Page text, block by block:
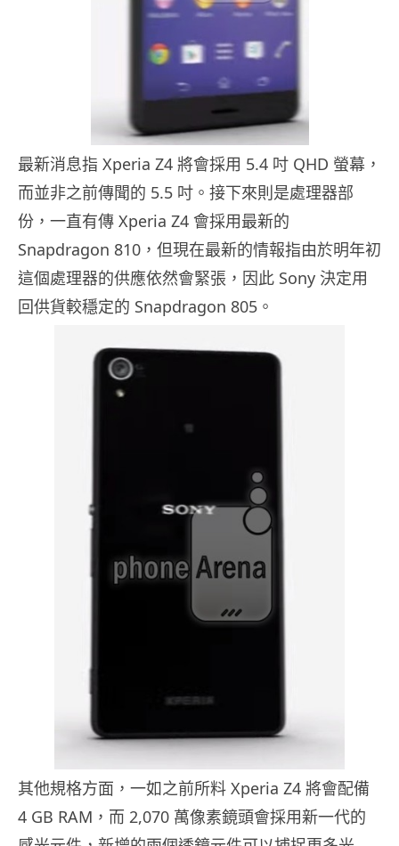
最新消息指 Xperia Z4 將會採用 5.4 吋 QHD 螢幕，
而並非之前傳聞的 5.5 吋。接下來則是處理器部
份，一直有傳 Xperia Z4 會採用最新的
Snapdragon 810，但現在最新的情報指由於明年初
這個處理器的供應依然會緊張，因此 Sony 決定用
回供貨較穩定的 Snapdragon 805。
其他規格方面，一如之前所料 Xperia Z4 將會配備
4 GB RAM，而 2,070 萬像素鏡頭會採用新一代的